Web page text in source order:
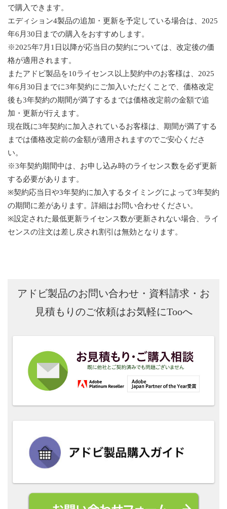
で購入できます。
エディション4製品の追加・更新を予定している場合は、2025
年6月30日までの購入をおすすめします。
※2025年7月1日以降が応当日の契約については、改定後の価
格が適用されます。
またアドビ製品を10ライセンス以上契約中のお客様は、2025
年6月30日までに3年契約にご加入いただくことで、価格改定
後も3年契約の期間が満了するまでは価格改定前の金額で追
加・更新が行えます。
現在既に3年契約に加入されているお客様は、期間が満了する
までは価格改定前の金額が適用されますのでご安心くださ
い。
※3年契約期間中は、お申し込み時のライセンス数を必ず更新
する必要があります。
※契約応当日や3年契約に加入するタイミングによって3年契約
の期間に差があります。詳細はお問い合わせください。
※設定された最低更新ライセンス数が更新されない場合、ライ
センスの注文は差し戻され割引は無効となります。
アドビ製品のお問い合わせ・資料請求・お
見積もりのご依頼はお気軽にTooへ